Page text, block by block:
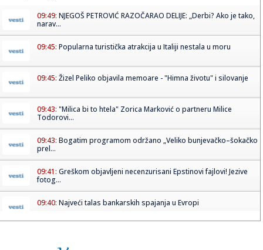
09:49: NJEGOŠ PETROVIĆ RAZOČARAO DELIJE: „Derbi? Ako je tako,
narav...
09:45: Popularna turistička atrakcija u Italiji nestala u moru
09:45: Žizel Peliko objavila memoare - "Himna životu" i silovanje
09:43: "Milica bi to htela" Zorica Marković o partneru Milice
Todorovi...
09:43: Bogatim programom održano „Veliko bunjevačko–šokačko
prel...
09:41: Greškom objavljeni necenzurisani Epstinovi fajlovi! Jezive
fotog...
09:40: Najveći talas bankarskih spajanja u Evropi